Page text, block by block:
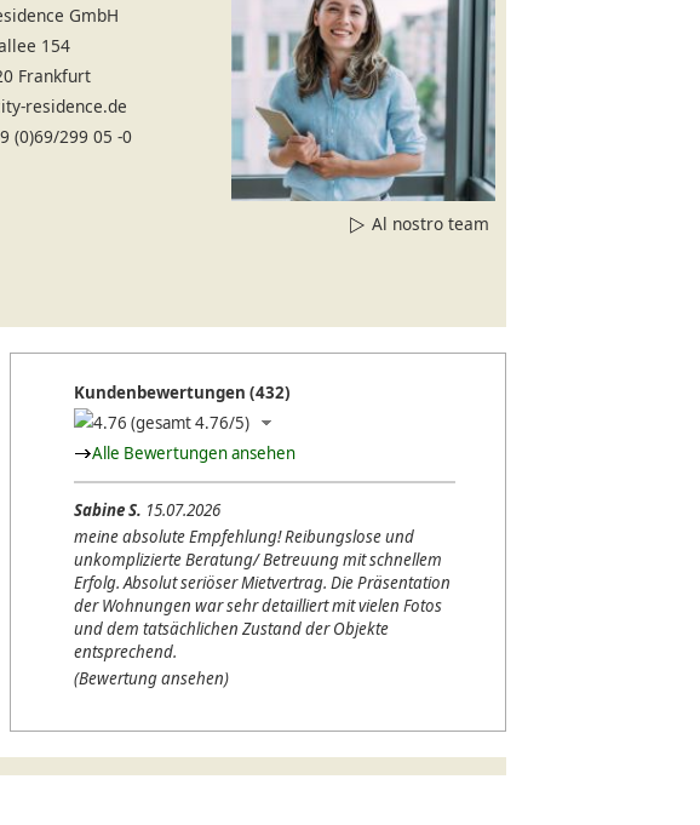
Al nostro team
GmbH
154
Frankfurt
residence.de
(0)69/299 05 -0
Kundenbewertungen (432)
(gesamt 4.76/5)
Alle Bewertungen ansehen
Sabine S. 15.07.2026
meine absolute Empfehlung! Reibungslose und
unkomplizierte Beratung/ Betreuung mit schnellem
Erfolg. Absolut seriöser Mietvertrag. Die Präsentation
der Wohnungen war sehr detailliert mit vielen Fotos
und dem tatsächlichen Zustand der Objekte
entsprechend.
(Bewertung ansehen)